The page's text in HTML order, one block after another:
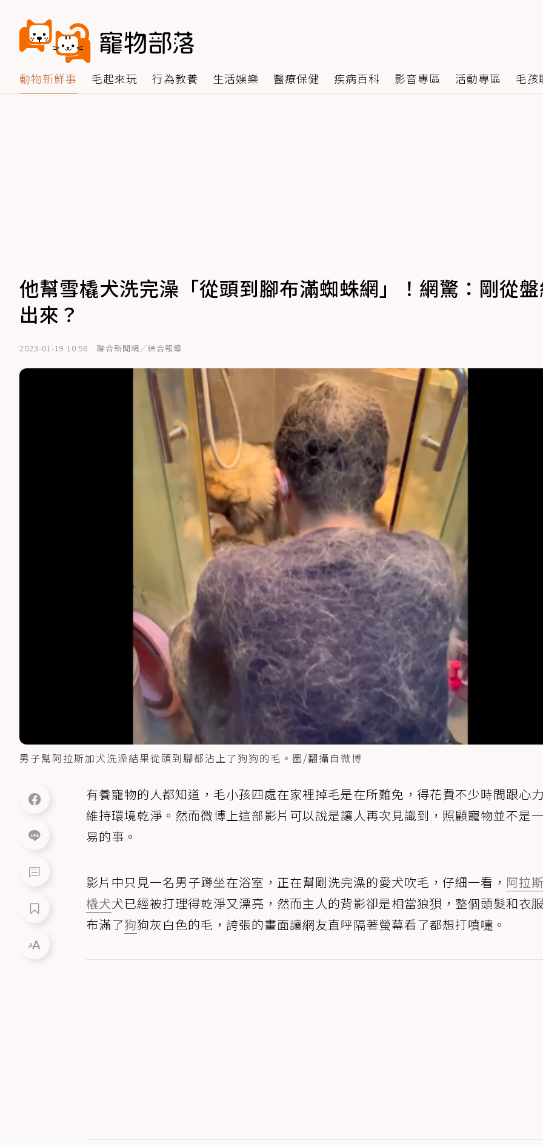
動物新鮮事 毛起來玩 行為教養 生活娛樂 醫療保健 疾病百科 影音專區 活動專區 毛孩
他幫雪橇犬洗完澡「從頭到腳布滿蜘蛛網」！網驚：剛從
出來？
2023-01-19 10:58 聯合新聞網／綜合報導
男子幫阿拉斯加犬洗澡結果從頭到腳都沾上了狗狗的毛。圖/翻攝自微博
有養寵物的人都知道，毛小孩四處在家裡掉毛是在所難免，得花費不少時間跟心
維持環境乾淨。然而微博上這部影片可以說是讓人再次見識到，照顧寵物並不是
易的事。
影片中只見一名男子蹲坐在浴室，正在幫剛洗完澡的愛犬吹毛，仔細一看， 阿拉
橇犬犬已經被打理得乾淨又漂亮，然而主人的背影卻是相當狼狽，整個頭髮和衣
布滿了狗狗灰白色的毛，誇張的畫面讓網友直呼隔著螢幕看了都想打噴嚏。